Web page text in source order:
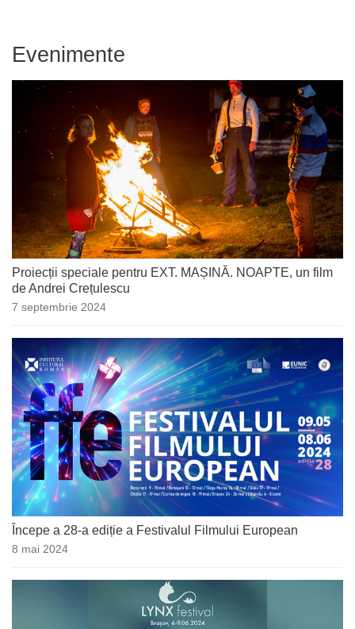
Evenimente
Proiecții speciale pentru EXT. MAȘINĂ. NOAPTE, un film
de Andrei Crețulescu
7 septembrie 2024
Începe a 28-a ediție a Festivalul Filmului European
8 mai 2024